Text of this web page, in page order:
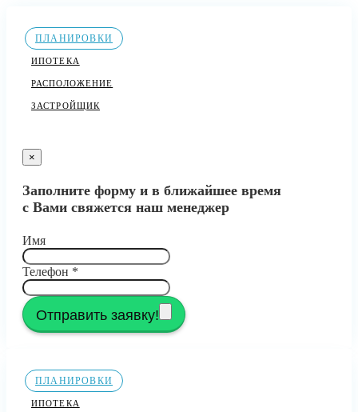
ПЛАНИРОВКИ
ИПОТЕКА
РАСПОЛОЖЕНИЕ
ЗАСТРОЙЩИК
×
Заполните форму и в ближайшее время
с Вами свяжется наш менеджер
Имя
Телефон *
Отправить заявку!
ПЛАНИРОВКИ
ИПОТЕКА